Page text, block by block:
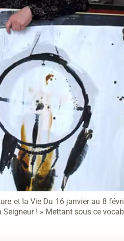
et la Vie Du 16 janvier au 8
Seigneur ! » Mettant sous ce